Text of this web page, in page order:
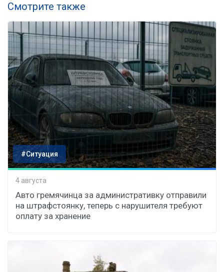
Смотрите также
#Ситуация
4 августа
Авто гремячинца за административку отправили
на штрафстоянку, теперь с нарушителя требуют
оплату за хранение